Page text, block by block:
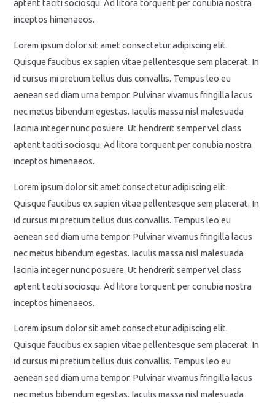
aptent taciti sociosqu. Ad litora torquent per conubia nostra
inceptos himenaeos.
Lorem ipsum dolor sit amet consectetur adipiscing elit.
Quisque faucibus ex sapien vitae pellentesque sem placerat. In
id cursus mi pretium tellus duis convallis. Tempus leo eu
aenean sed diam urna tempor. Pulvinar vivamus fringilla lacus
nec metus bibendum egestas. Iaculis massa nisl malesuada
lacinia integer nunc posuere. Ut hendrerit semper vel class
aptent taciti sociosqu. Ad litora torquent per conubia nostra
inceptos himenaeos.
Lorem ipsum dolor sit amet consectetur adipiscing elit.
Quisque faucibus ex sapien vitae pellentesque sem placerat. In
id cursus mi pretium tellus duis convallis. Tempus leo eu
aenean sed diam urna tempor. Pulvinar vivamus fringilla lacus
nec metus bibendum egestas. Iaculis massa nisl malesuada
lacinia integer nunc posuere. Ut hendrerit semper vel class
aptent taciti sociosqu. Ad litora torquent per conubia nostra
inceptos himenaeos.
Lorem ipsum dolor sit amet consectetur adipiscing elit.
Quisque faucibus ex sapien vitae pellentesque sem placerat. In
id cursus mi pretium tellus duis convallis. Tempus leo eu
aenean sed diam urna tempor. Pulvinar vivamus fringilla lacus
nec metus bibendum egestas. Iaculis massa nisl malesuada